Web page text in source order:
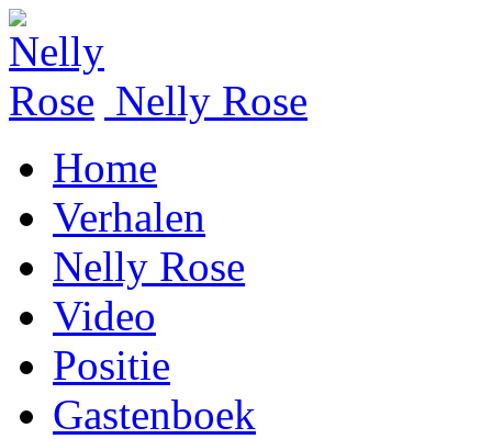
Nelly Rose
Home
Verhalen
Nelly Rose
Video
Positie
Gastenboek